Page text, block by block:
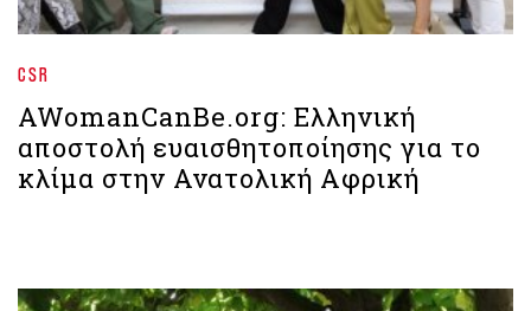
CSR
AWomanCanBe.org: Ελληνική
αποστολή ευαισθητοποίησης για το
κλίμα στην Ανατολική Αφρική